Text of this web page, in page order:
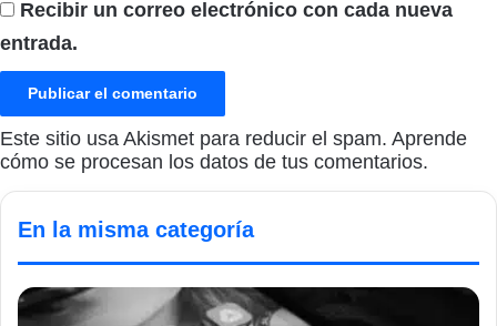
Recibir un correo electrónico con cada nueva
entrada.
Este sitio usa Akismet para reducir el spam. Aprende
cómo se procesan los datos de tus comentarios.
En la misma categoría